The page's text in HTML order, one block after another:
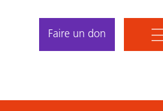
Faire un don